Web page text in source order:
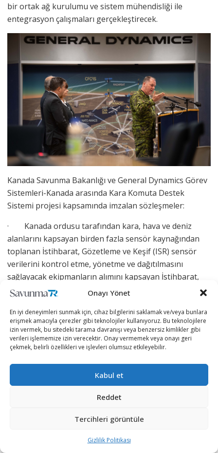
Onayı Yönet
En iyi deneyimleri sunmak için, cihaz bilgilerini saklamak ve/veya bunlara
erişmek amacıyla çerezler gibi teknolojiler kullanıyoruz. Bu teknolojilere
izin vermek, bu sitedeki tarama davranışı veya benzersiz kimlikler gibi
verileri işlememize izin verecektir. Onay vermemek veya onayı geri
çekmek, belirli özellikleri ve işlevleri olumsuz etkileyebilir.
Kabul et
Reddet
Tercihleri görüntüle
Gizlilik Politikası
bir ortak ağ kurulumu ve sistem mühendisliği ile
entegrasyon çalışmaları gerçekleştirecek.
Kanada Savunma Bakanlığı ve General Dynamics Görev
Sistemleri-Kanada arasında Kara Komuta Destek
Sistemi projesi kapsamında imzalan sözleşmeler:
· Kanada ordusu tarafından kara, hava ve deniz
alanlarını kapsayan birden fazla sensör kaynağından
toplanan İstihbarat, Gözetleme ve Keşif (ISR) sensör
verilerini kontrol etme, yönetme ve dağıtılmasını
sağlayacak ekipmanların alımını kapsayan İstihbarat,
Gözetleme, Hedef Tespit ve Keşif (ISTAR) Sözleşmesi,
· Elde edilen verinin işlenmesi ve aktarımı ile komuta
merkezlerinde karar alımı sırasında destek sağlayacak
yazılımların geliştirilmesini içeren Uygulama Sürdürme
Hizmetleri Sözleşmesi,
· ISR sistemlerinin entegre olacağı ve sensörlerden
elde edilen verilerin ve aktarımını sağlayacak omurga
ağın kurulumunun yapılacağı Uygulama Sürdürme
· ISR sistemleri, yazılımlar ve omurga ağın birbirine
entegrasyonunu içeren Sistem Mühendisliği ve